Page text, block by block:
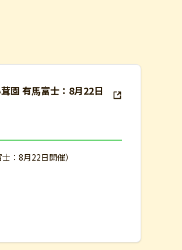
園 有馬富士：8月22日
：8月22日開催）